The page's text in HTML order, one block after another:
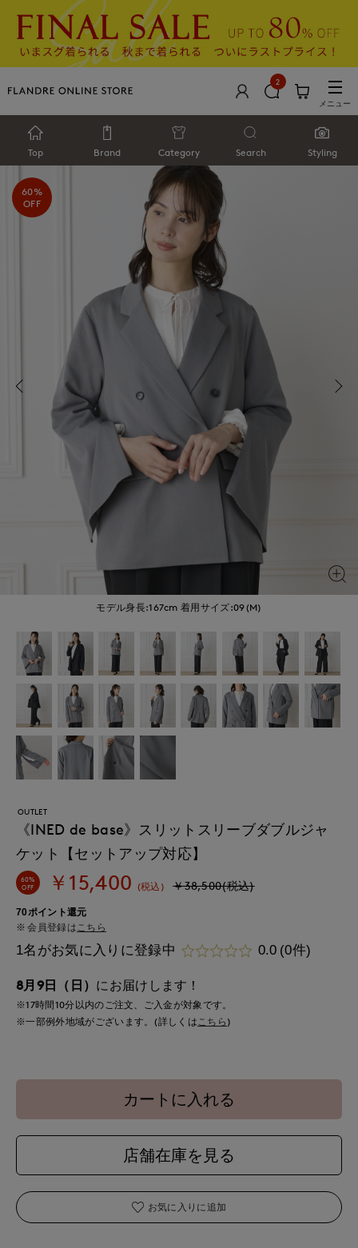
2
メニュー
Top Brand Category Search Styling
モデル身長:167cm 着用サイズ:09(M)
60%
OFF
OUTLET
《INED de base》スリットスリーブダブルジャ
ケット【セットアップ対応】
60%
OFF
￥15,400 (税込) ￥38,500(税込)
70ポイント還元
会員登録は こちら
1名がお気に入りに登録中 0.0 (0件)
8月9日（日） にお届けします！
※17時間10分以内のご注文、ご入金が対象です。
※一部例外地域がございます。(詳しくはこちら )
カートに入れる
店舗在庫を見る
お気に入りに追加